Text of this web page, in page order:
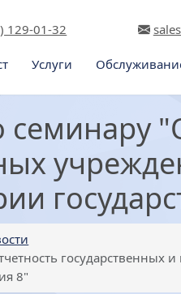
129-01-32
Услуги
8"